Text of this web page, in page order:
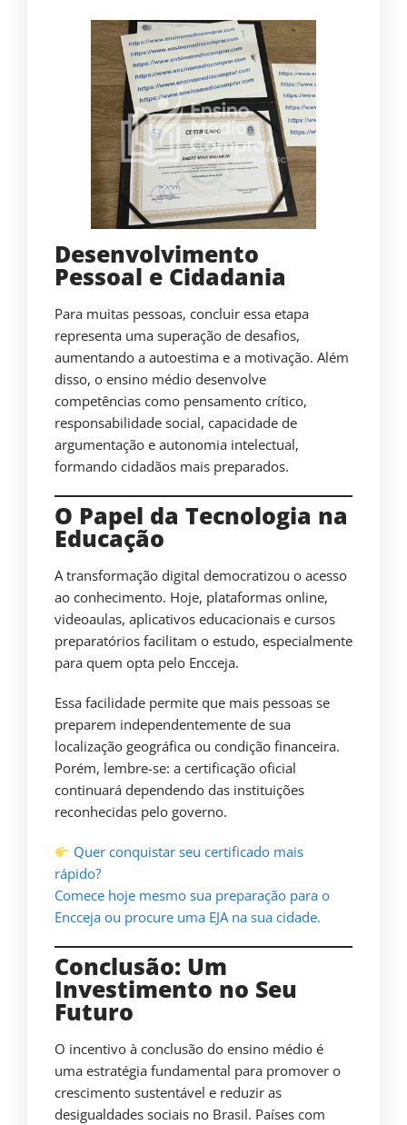
Desenvolvimento
Pessoal e Cidadania
Para muitas pessoas, concluir essa etapa
representa uma superação de desafios,
aumentando a autoestima e a motivação. Além
disso, o ensino médio desenvolve
competências como pensamento crítico,
responsabilidade social, capacidade de
argumentação e autonomia intelectual,
formando cidadãos mais preparados.
O Papel da Tecnologia na
Educação
A transformação digital democratizou o acesso
ao conhecimento. Hoje, plataformas online,
videoaulas, aplicativos educacionais e cursos
preparatórios facilitam o estudo, especialmente
para quem opta pelo Encceja.
Essa facilidade permite que mais pessoas se
preparem independentemente de sua
localização geográfica ou condição financeira.
Porém, lembre-se: a certificação oficial
continuará dependendo das instituições
reconhecidas pelo governo.
Quer conquistar seu certificado mais
rápido?
Comece hoje mesmo sua preparação para o
Encceja ou procure uma EJA na sua cidade.
Conclusão: Um
Investimento no Seu
Futuro
O incentivo à conclusão do ensino médio é
uma estratégia fundamental para promover o
crescimento sustentável e reduzir as
desigualdades sociais no Brasil. Países com